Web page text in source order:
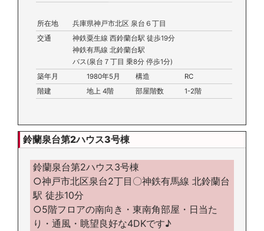
所在地
兵庫県神戸市北区 泉台６丁目
交通
神鉄粟生線 西鈴蘭台駅 徒歩19分
神鉄有馬線 北鈴蘭台駅
バス(泉台７丁目 乗8分 停歩1分)
築年月
1980年5月 構造
RC
階建
地上 4階 部屋階数 1-2階
鈴蘭泉台第2ハウス3号棟
鈴蘭泉台第2ハウス3号棟
○神戸市北区泉台2丁目〇神鉄有馬線 北鈴蘭台
駅 徒歩10分
○5階フロアの南向き・東南角部屋・日当た
り・通風・眺望良好な4DKです♪